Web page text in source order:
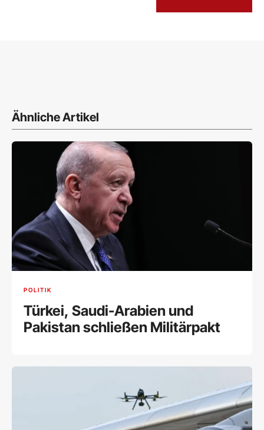
Ähnliche Artikel
POLITIK
Türkei, Saudi-Arabien und
Pakistan schließen Militärpakt